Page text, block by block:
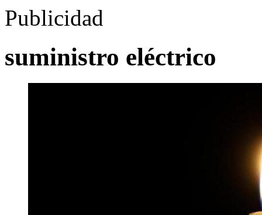
Publicidad
suministro eléctrico